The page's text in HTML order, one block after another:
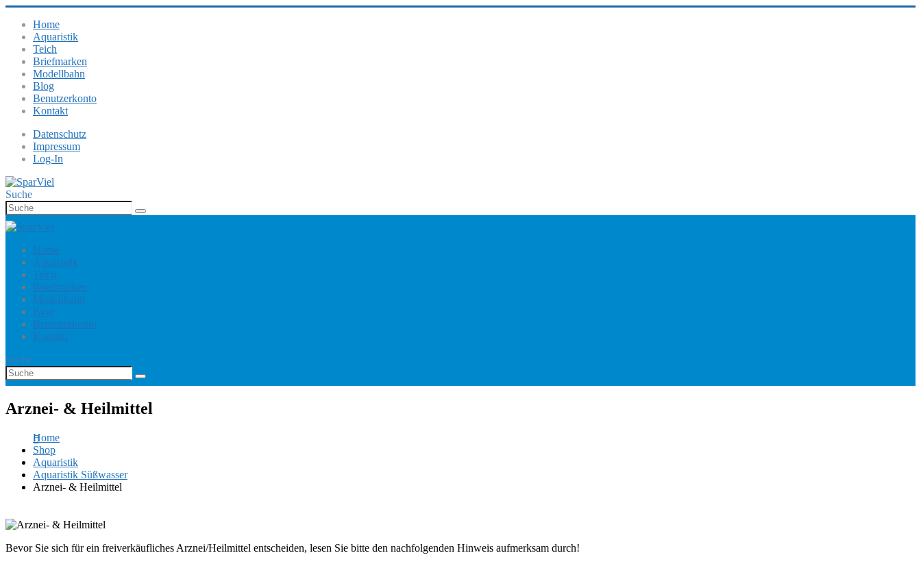
Home
Aquaristik
Teich
Briefmarken
Modellbahn
Blog
Benutzerkonto
Kontakt
Datenschutz
Impressum
Log-In
Suche
Home
Aquaristik
Teich
Briefmarken
Modellbahn
Blog
Benutzerkonto
Kontakt
Suche
Arznei- & Heilmittel
Home
Shop
Aquaristik
Aquaristik Süßwasser
Arznei- & Heilmittel
Bevor Sie sich für ein freiverkäufliches Arznei/Heilmittel entscheiden, lesen Sie bitte den nachfolgenden Hinweis aufmerksam durch!